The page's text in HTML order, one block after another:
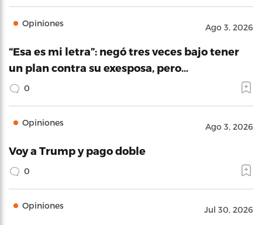
Opiniones Ago 3, 2026
“Esa es mi letra”: negó tres veces bajo tener
un plan contra su exesposa, pero…
0
Opiniones Ago 3, 2026
Voy a Trump y pago doble
0
Opiniones Jul 30, 2026